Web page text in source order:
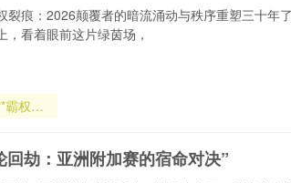
裂痕：2026颠覆者的暗流涌动与秩序重塑三十年
，看着眼前这片绿茵场，
霸权裂
：2026
动与秩
回劫：亚洲附加赛的宿命对决”